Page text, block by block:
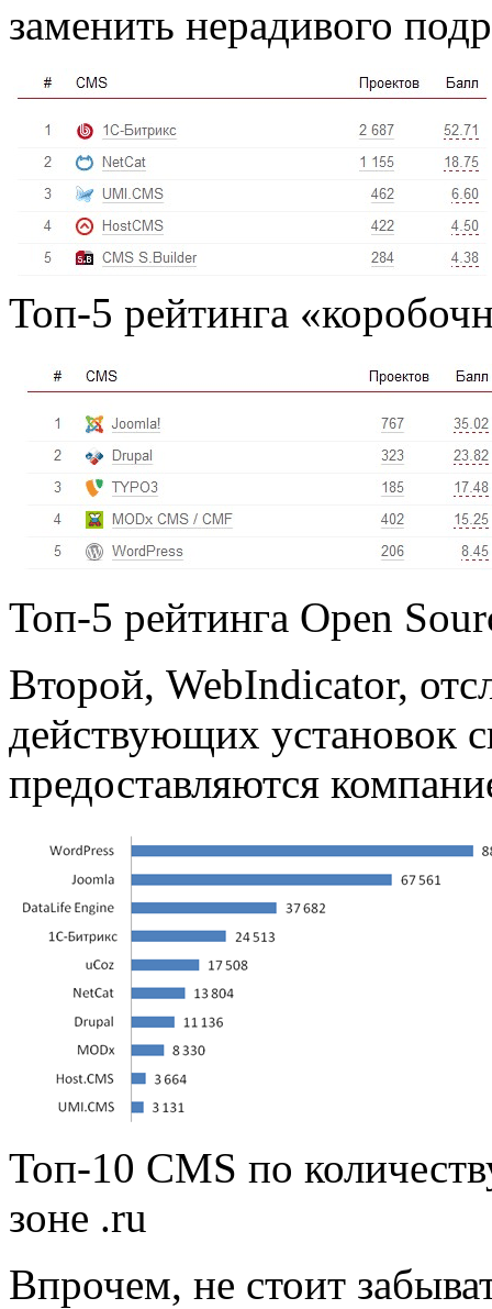
заменить нерадивого
Топ-5 рейтинга
Топ-5 рейтинга Open
Второй, WebIndicator,
действующих установок
предоставляются
Топ-10 CMS по
зоне .ru
Впрочем, не стоит